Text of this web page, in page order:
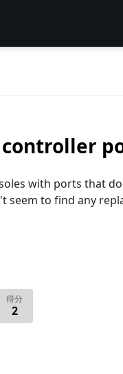
with ports that
seem to find any
得分
2